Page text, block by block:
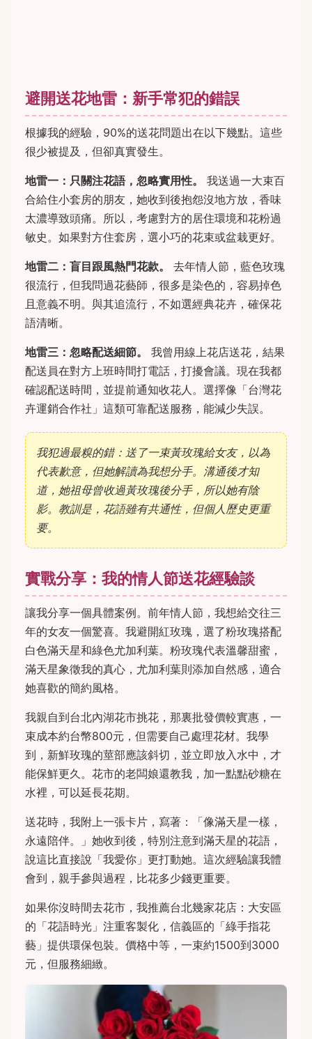
避開送花地雷：新手常犯的錯誤
根據我的經驗，90%的送花問題出在以下幾點。這些
很少被提及，但卻真實發生。
地雷一：只關注花語，忽略實用性。
我送過一大束百
合給住小套房的朋友，她收到後抱怨沒地方放，香味
太濃導致頭痛。所以，考慮對方的居住環境和花粉過
敏史。如果對方住套房，選小巧的花束或盆栽更好。
地雷二：盲目跟風熱門花款。
去年情人節，藍色玫瑰
很流行，但我問過花藝師，很多是染色的，容易掉色
且意義不明。與其追流行，不如選經典花卉，確保花
語清晰。
地雷三：忽略配送細節。
我曾用線上花店送花，結果
配送員在對方上班時間打電話，打擾會議。現在我都
確認配送時間，並提前通知收花人。選擇像「台灣花
卉運銷合作社」這類可靠配送服務，能減少失誤。
我犯過最糗的錯：送了一束黃玫瑰給女友，以為
代表歉意，但她解讀為我想分手。溝通後才知
道，她祖母曾收過黃玫瑰後分手，所以她有陰
影。教訓是，花語雖有共通性，但個人歷史更重
要。
實戰分享：我的情人節送花經驗談
讓我分享一個具體案例。前年情人節，我想給交往三
年的女友一個驚喜。我避開紅玫瑰，選了粉玫瑰搭配
白色滿天星和綠色尤加利葉。粉玫瑰代表溫馨甜蜜，
滿天星象徵我的真心，尤加利葉則添加自然感，適合
她喜歡的簡約風格。
我親自到台北內湖花市挑花，那裏批發價較實惠，一
束成本約台幣800元，但需要自己處理花材。我學
到，新鮮玫瑰的莖部應該斜切，並立即放入水中，才
能保鮮更久。花市的老闆娘還教我，加一點點砂糖在
水裡，可以延長花期。
送花時，我附上一張卡片，寫著：「像滿天星一樣，
永遠陪伴。」她收到後，特別注意到滿天星的花語，
說這比直接說「我愛你」更打動她。這次經驗讓我體
會到，親手參與過程，比花多少錢更重要。
如果你沒時間去花市，我推薦台北幾家花店：大安區
的「花語時光」注重客製化，信義區的「綠手指花
藝」提供環保包裝。價格中等，一束約1500到3000
元，但服務細緻。